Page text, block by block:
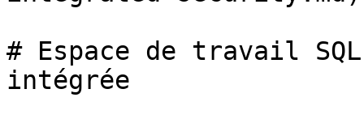
# Espace de travail
intégrée